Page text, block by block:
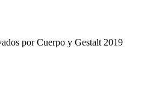
por Cuerpo y Gestalt 2019